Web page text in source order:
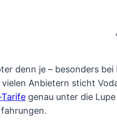
denn je – besonders
Anbietern sticht
Tarife genau unter die